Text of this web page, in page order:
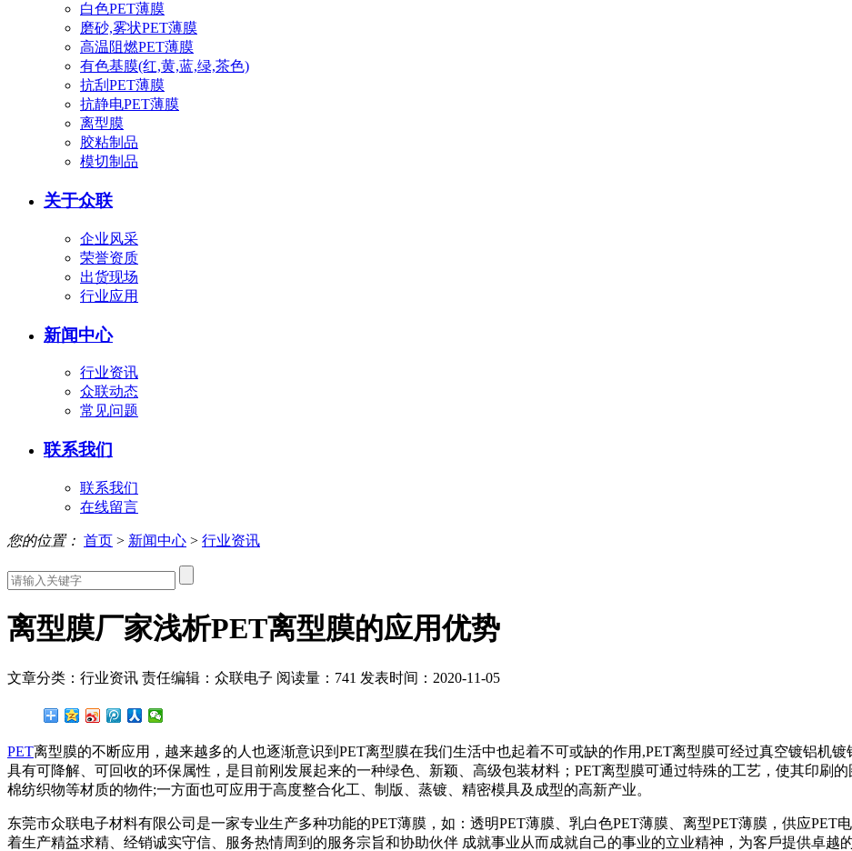
白色PET薄膜
磨砂,雾状PET薄膜
高温阻燃PET薄膜
有色基膜(红,黄,蓝,绿,茶色)
抗刮PET薄膜
抗静电PET薄膜
离型膜
胶粘制品
模切制品
关于众联
企业风采
荣誉资质
出货现场
行业应用
新闻中心
行业资讯
众联动态
常见问题
联系我们
联系我们
在线留言
您的位置： 首页 > 新闻中心 > 行业资讯
离型膜厂家浅析PET离型膜的应用优势
文章分类：行业资讯 责任编辑：众联电子 阅读量： 741 发表时间：2020-11-05
PET离型膜的不断应用，越来越多的人也逐渐意识到PET离型膜在我们生活中也起着不可或缺的作用,PET离型膜可经过真空镀铝机
具有可降解、可回收的环保属性，是目前刚发展起来的一种绿色、新颖、高级包装材料；PET离型膜可通过特殊的工艺，使其印刷
棉纺织物等材质的物件;一方面也可应用于高度整合化工、制版、蒸镀、精密模具及成型的高新产业。
东莞市众联电子材料有限公司是一家专业生产多种功能的PET薄膜，如：透明PET薄膜、乳白色PET薄膜、离型PET薄膜，供应PET
着生产精益求精、经销诚实守信、服务热情周到的服务宗旨和协助伙伴 成就事业从而成就自己的事业的立业精神，为客戶提供卓越